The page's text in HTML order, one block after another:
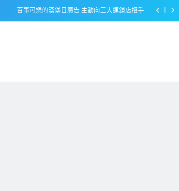
百事可樂的漢堡日廣告 主動向三大連鎖店招手